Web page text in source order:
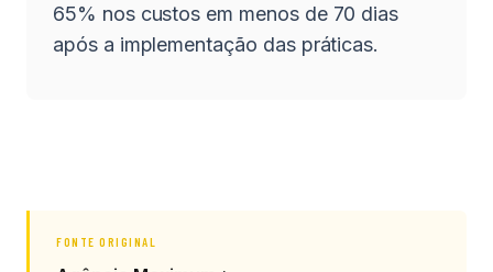
65% nos custos em menos de 70 dias
após a implementação das práticas.
FONTE ORIGINAL